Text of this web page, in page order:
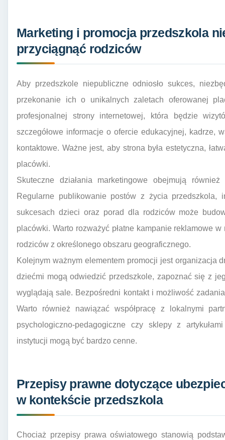
Marketing i promocja przedszkola
przyciągnąć rodziców
Aby przedszkole niepubliczne odniosło sukces,
przekonanie ich o unikalnych zaletach oferowanej
profesjonalnej strony internetowej, która będzie
szczegółowe informacje o ofercie edukacyjnej, kadrze,
kontaktowe. Ważne jest, aby strona była estetyczna,
placówki.
Skuteczne działania marketingowe obejmują
Regularne publikowanie postów z życia przedszkola,
sukcesach dzieci oraz porad dla rodziców może
placówki. Warto rozważyć płatne kampanie reklamowe
rodziców z określonego obszaru geograficznego.
Kolejnym ważnym elementem promocji jest organizacja
dziećmi mogą odwiedzić przedszkole, zapoznać się z
wyglądają sale. Bezpośredni kontakt i możliwość
Warto również nawiązać współpracę z lokalnymi
psychologiczno-pedagogiczne czy sklepy z
instytucji mogą być bardzo cenne.
Przepisy prawne dotyczące
w kontekście przedszkola
Chociaż przepisy prawa oświatowego stanowią